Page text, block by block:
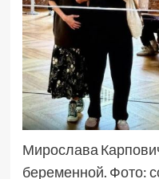
Мирослава
беременной. Фото: